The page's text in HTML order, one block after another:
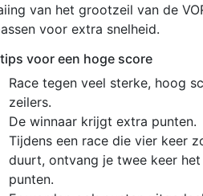
van het grootzeil van de
voor extra snelheid.
voor een hoge score
Race tegen veel sterke, hoog
zeilers.
De winnaar krijgt extra punten.
Tijdens een race die vier keer
duurt, ontvang je twee keer
punten.